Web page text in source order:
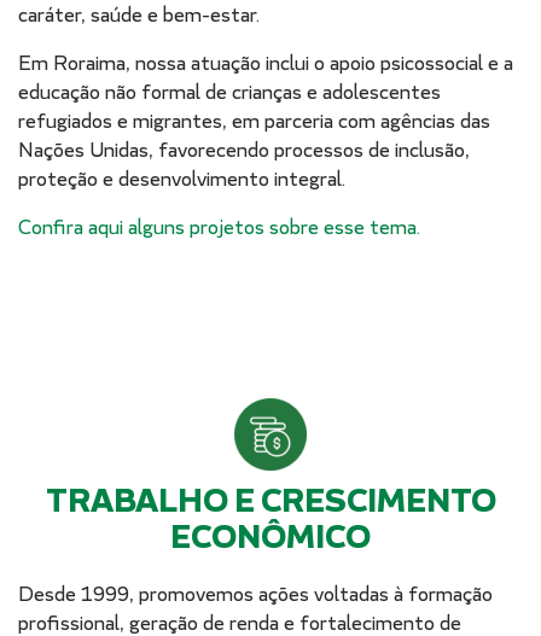
caráter, saúde e bem-estar.
Em Roraima, nossa atuação inclui o apoio psicossocial e a
educação não formal de crianças e adolescentes
refugiados e migrantes, em parceria com agências das
Nações Unidas, favorecendo processos de inclusão,
proteção e desenvolvimento integral.
Confira aqui alguns projetos sobre esse tema.
TRABALHO E CRESCIMENTO
ECONÔMICO
Desde 1999, promovemos ações voltadas à formação
profissional, geração de renda e fortalecimento de